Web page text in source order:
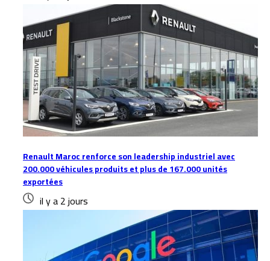
Renault Maroc renforce son leadership industriel avec
200.000 véhicules produits et plus de 167.000 unités
exportées
il y a 2 jours